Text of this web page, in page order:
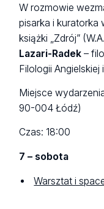
W rozmowie
pisarka i kuratorka
książki „Zdrój”
Lazari-Radek –
Filologii Angielskiej
Miejsce
90-004 Łódź)
Czas: 18:00
7 – sobota
Warsztat i